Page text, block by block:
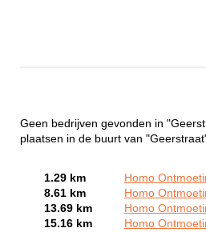
Geen bedrijven gevonden in
plaatsen in de buurt van
1.29 km
Homo
8.61 km
Homo
13.69 km
Homo
15.16 km
Homo